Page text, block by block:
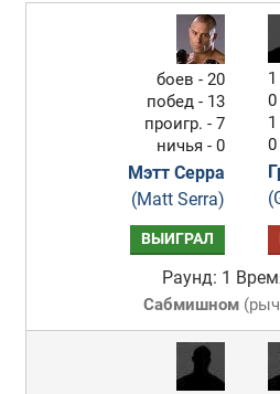
боев - 20
побед - 13
проигр. - 7
ничья - 0
Мэтт Серра
(Matt Serra)
ВЫИГРАЛ
Раунд: 1
Сабмишном(